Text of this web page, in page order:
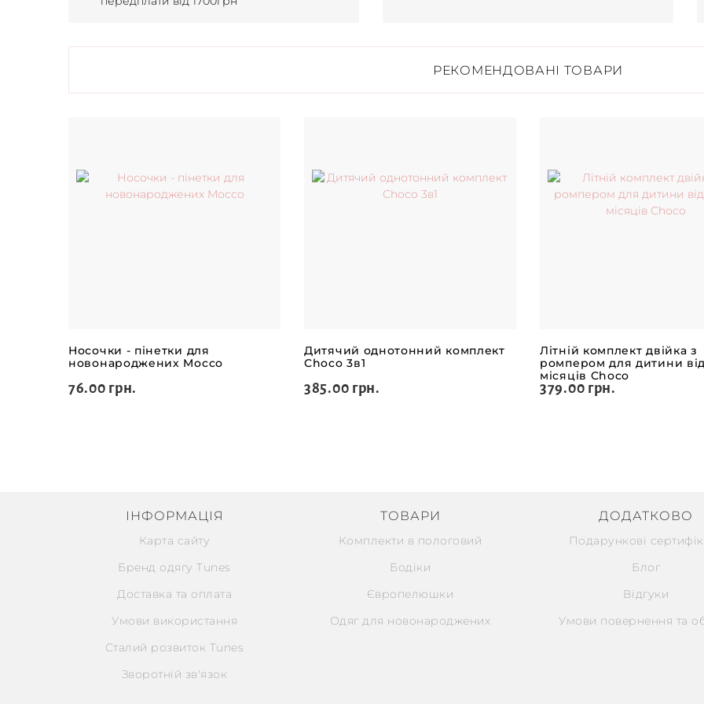
РЕКОМЕНДОВАНІ ТОВАРИ
Носочки - пінетки для
новонароджених Mocco
76.00 грн.
Дитячий однотонний комплект
Choco 3в1
385.00 грн.
Літній комплект двійка з
ромпером для дитини
місяців Choco
379.00 грн.
ІНФОРМАЦІЯ
Карта сайту
Бренд одягу Tunes
Доставка та оплата
Умови використання
Сталий розвиток Tunes
Зворотній зв'язок
ТОВАРИ
Комплекти в пологовий
Бодіки
Європелюшки
Одяг для новонароджених
ДОДАТКОВО
Подарункові
Блог
Відгуки
Умови повернення та